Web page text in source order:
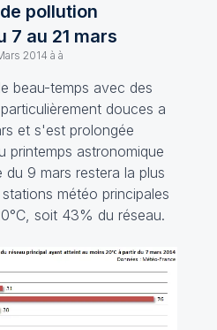
pollution
7 au 21 mars
2014 à à
beau-temps avec des
douces a
et s'est prolongée
printemps astronomique
du 9 mars restera la plus
météo principales
soit 43% du réseau.